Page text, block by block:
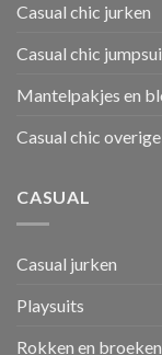
Casual chic jurken
Casual chic
Mantelpakjes en
Casual chic overige
CASUAL
Casual jurken
Playsuits
Rokken en broeken